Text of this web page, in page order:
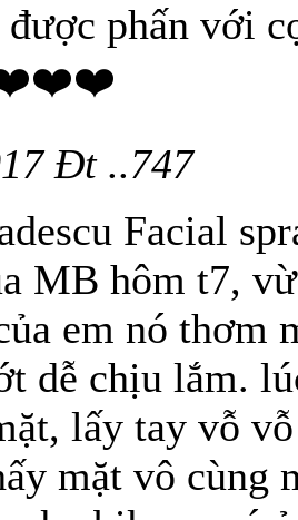
được phấn với
❤️❤️❤️
Đt ..747
Facial
MB hôm t7,
em nó thơm
dễ chịu lắm.
lấy tay vỗ
mặt vô cùng